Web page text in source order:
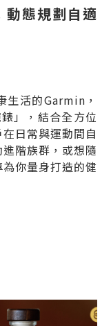
動態規劃自適
生活的Garmin，
」，結合全方位
日常與運動間自
階族群，或想隨
你量身打造的健